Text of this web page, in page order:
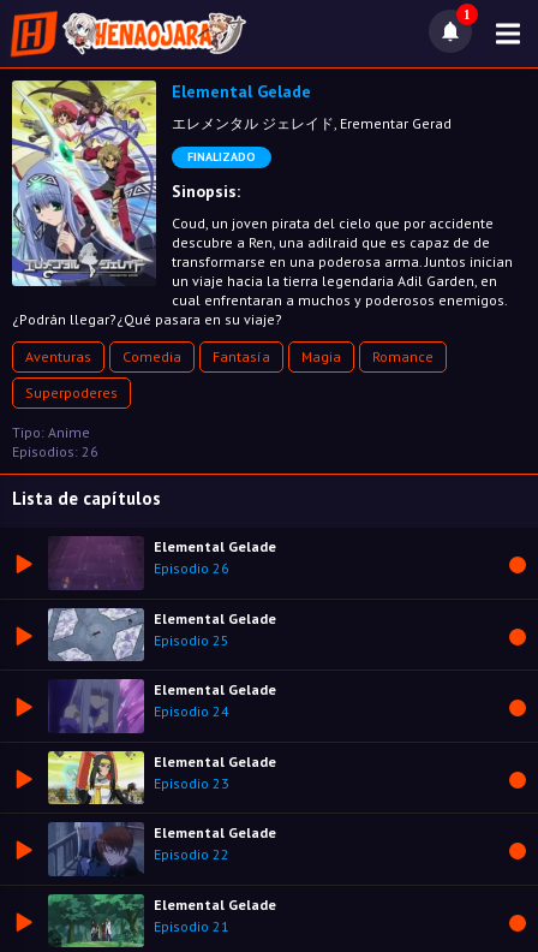
1
Elemental Gelade
エレメンタル ジェレイド, Erementar Gerad
FINALIZADO
Sinopsis:
Coud, un joven pirata del cielo que por accidente
descubre a Ren, una adilraid que es capaz de de
transformarse en una poderosa arma. Juntos inician
un viaje hacia la tierra legendaria Adil Garden, en
cual enfrentaran a muchos y poderosos enemigos.
¿Podrán llegar?¿Qué pasara en su viaje?
Aventuras Comedia Fantasía Magia
Romance
Superpoderes
Tipo: Anime
Episodios: 26
Lista de capítulos
Elemental Gelade
Episodio 26
Elemental Gelade
Episodio 25
Elemental Gelade
Episodio 24
Elemental Gelade
Episodio 23
Elemental Gelade
Episodio 22
Elemental Gelade
Episodio 21